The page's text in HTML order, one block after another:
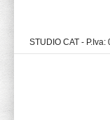
STUDIO CAT -